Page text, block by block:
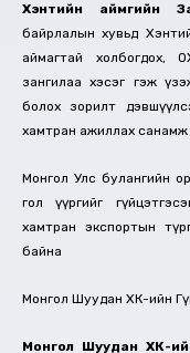
Хэнтийн аймгийн
байрлалын хувьд
аймагтай холбогдох,
зангилаа хэсэг гэж
болох зорилт
хамтран ажиллах санамж
Монгол Улс булангийн
гол үүргийг
хамтран экспортын
байна
Монгол Шуудан ХК-ийн
Монгол Шуудан ХК-